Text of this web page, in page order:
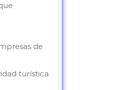
de
turística